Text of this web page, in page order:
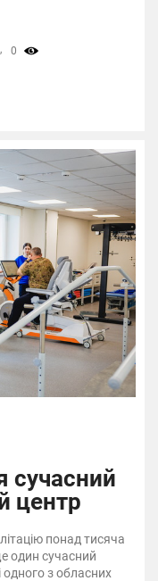
0
сучасний
центр
понад тисяча
один сучасний
одного з обласних